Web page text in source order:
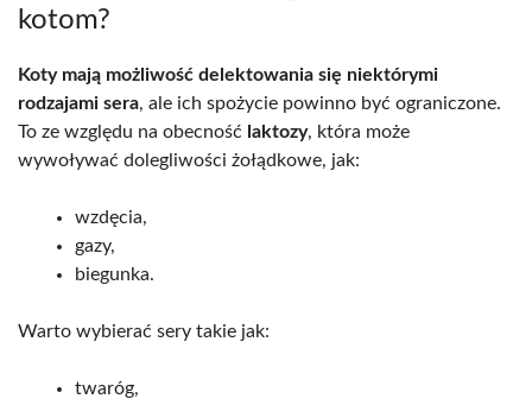
kotom?
Koty mają możliwość delektowania się niektórymi
rodzajami sera, ale ich spożycie powinno być ograniczone.
To ze względu na obecność laktozy, która może
wywoływać dolegliwości żołądkowe, jak:
wzdęcia,
gazy,
biegunka.
Warto wybierać sery takie jak:
twaróg,